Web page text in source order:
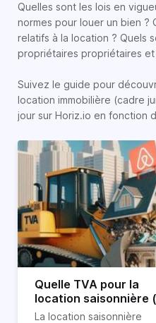
Quelles sont les lois en
normes pour louer un bien ?
relatifs à la location ? Quels
propriétaires propriétaires et
Suivez le guide pour
location immobilière (cadre
jour sur Horiz.io en fonction
Quelle TVA pour la
location saisonnière
airbnb) ?
La location saisonnière